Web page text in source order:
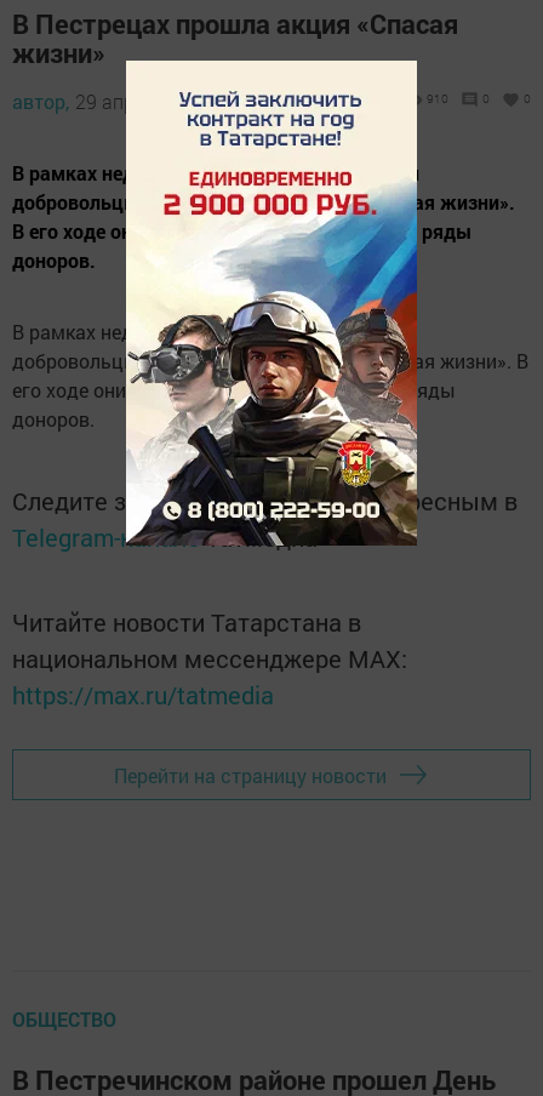
В Пестрецах прошла акция «Спасая
жизни»
автор, 29 апреля 2014 - 06:14 910 0 0
В рамках недели добра молодогвардейцы и
добровольцы района провели акцию «Спасая жизни».
В его ходе они призывали людей вступать в ряды
доноров.
В рамках недели добра молодогвардейцы и
добровольцы района провели акцию «Спасая жизни». В
его ходе они призывали людей вступать в ряды
доноров.
Следите за самым важным и интересным в
Telegram-каналеТатмедиа
Читайте новости Татарстана в
национальном мессенджере MАХ:
https://max.ru/tatmedia
Перейти на страницу новости
ОБЩЕСТВО
В Пестречинском районе прошел День